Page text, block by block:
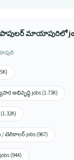
పాపులర్ మాయాపురిలో
అభివృద్ధి jobs (1.73K)
టెలికాలర్ jobs (967)
(944)